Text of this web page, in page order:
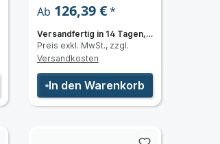
Ab 126,39 €*
Versandfertig in 14 Tagen,
Lieferzeit 2-5 Tage
Preis exkl. MwSt., zzgl.
Versandkosten
In den Warenkorb